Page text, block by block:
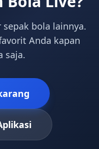
bola lainnya.
Anda kapan
saja.